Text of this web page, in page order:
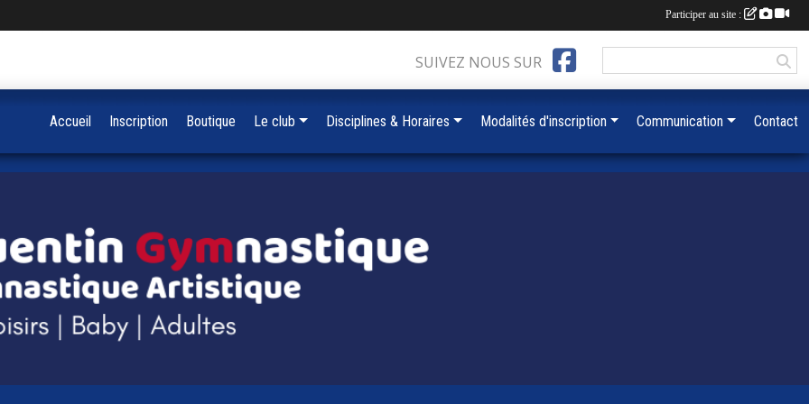
SUIVEZ NOUS SUR
Accueil Inscription Boutique Le club Disciplines & Horaires Modalités d'inscription Communication Contact
Participer au site :